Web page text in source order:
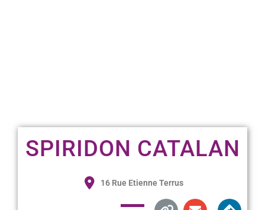
SPIRIDON CATALAN
16 Rue Etienne Terrus